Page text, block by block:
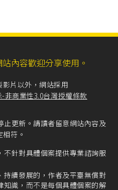
內容歡迎分享使用。
片以外，網站採用
-非商業性3.0台灣授權條款
止更新。請讀者留意網站內容及
符。
不針對具體個案提供專業諮詢服
持續發展的，作者及平臺無償對
知識，而不是每個具體個案的解